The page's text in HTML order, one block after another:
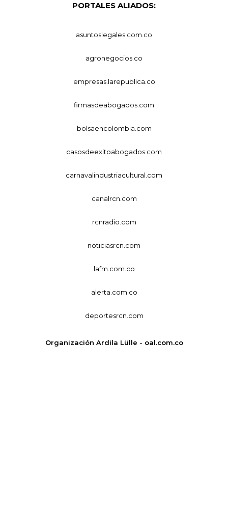
PORTALES ALIADOS:
asuntoslegales.com.co
agronegocios.co
empresas.larepublica.co
firmasdeabogados.com
bolsaencolombia.com
casosdeexitoabogados.com
carnavalindustriacultural.com
canalrcn.com
rcnradio.com
noticiasrcn.com
lafm.com.co
alerta.com.co
deportesrcn.com
Organización Ardila Lülle - oal.com.co